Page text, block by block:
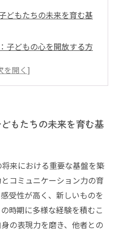
どもたちの未来を育む基
子どもの心を開放する方
向上のための活動：遊び
へ：想像力とコミュニケ
もたちの未来を育む基
来における重要な基盤を築
コミュニケーション力の育
受性が高く、新しいものを
時期に多様な経験を積むこ
の表現力を磨き、他者との